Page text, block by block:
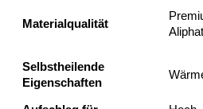
Materialqualität
Selbstheilende
Eigenschaften